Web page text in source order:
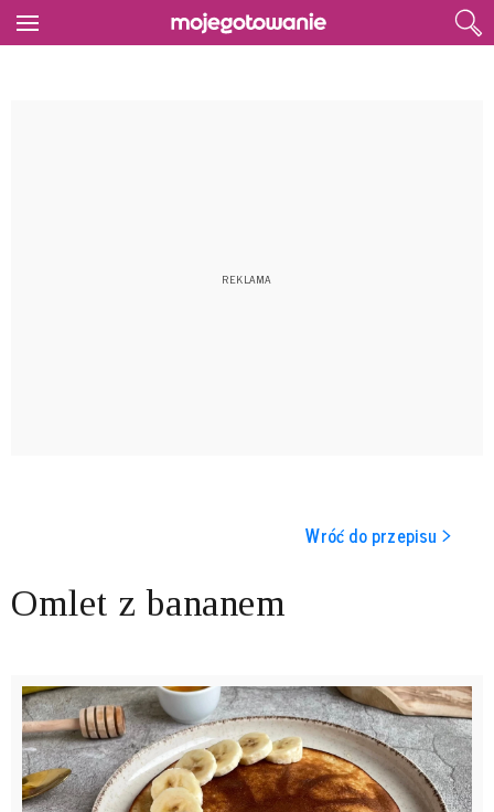
Wróć do przepisu >
Omlet z bananem